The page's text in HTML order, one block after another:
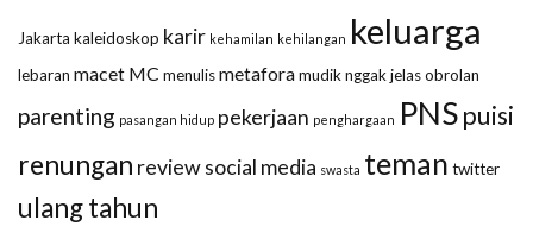
Jakarta kaleidoskop karir kehamilan kehilangan keluarga
lebaran macet MC menulismetaforamudiknggak jelasobrolan
parenting pasangan hidup pekerjaan penghargaan PNSpuisi
renungan reviewsocial media swasta teman twitter
ulang tahun